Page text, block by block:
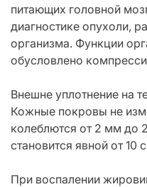
питающих головной
диагностике опухоли,
организма. Функции
обусловлено
Внешне уплотнение на
Кожные покровы не
колеблются от 2 мм до
становится явной от 10
При воспалении